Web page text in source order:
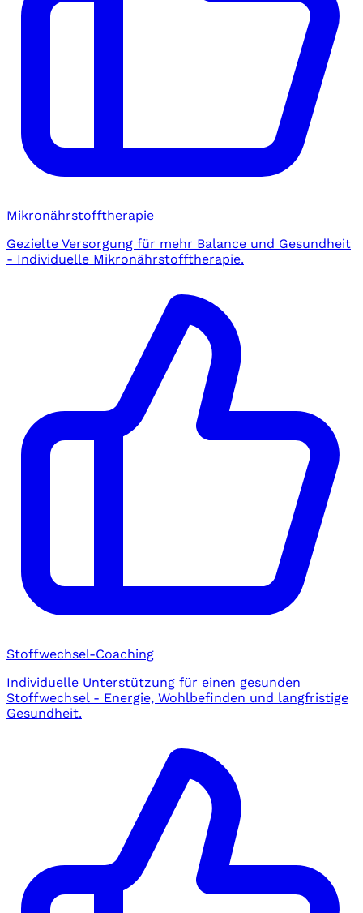
Mikronährstofftherapie
Gezielte Versorgung für mehr Balance und Gesundheit
- Individuelle Mikronährstofftherapie.
Stoffwechsel-Coaching
Individuelle Unterstützung für einen gesunden
Stoffwechsel - Energie, Wohlbefinden und langfristige
Gesundheit.